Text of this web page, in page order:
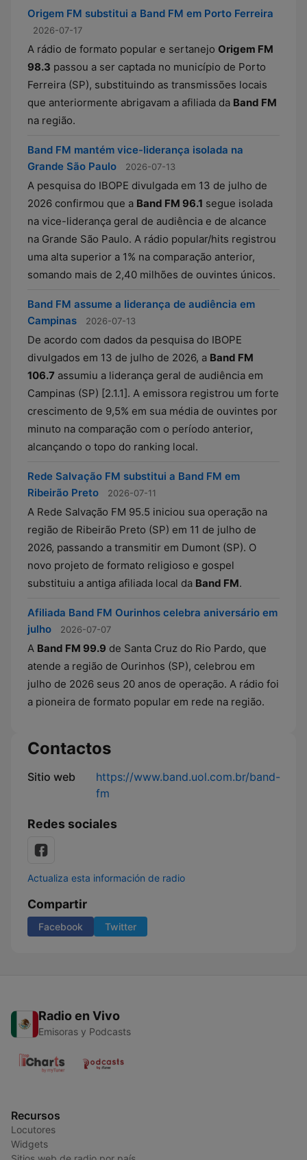
Origem FM substitui a Band FM em Porto Ferreira
2026-07-17
A rádio de formato popular e sertanejo Origem FM
98.3 passou a ser captada no município de Porto
Ferreira (SP), substituindo as transmissões locais
que anteriormente abrigavam a afiliada da Band FM
na região.
Band FM mantém vice-liderança isolada na
Grande São Paulo
2026-07-13
A pesquisa do IBOPE divulgada em 13 de julho de
2026 confirmou que a Band FM 96.1 segue isolada
na vice-liderança geral de audiência e de alcance
na Grande São Paulo. A rádio popular/hits registrou
uma alta superior a 1% na comparação anterior,
somando mais de 2,40 milhões de ouvintes únicos.
Band FM assume a liderança de audiência em
Campinas
2026-07-13
De acordo com dados da pesquisa do IBOPE
divulgados em 13 de julho de 2026, a Band FM
106.7 assumiu a liderança geral de audiência em
Campinas (SP) [2.1.1]. A emissora registrou um forte
crescimento de 9,5% em sua média de ouvintes por
minuto na comparação com o período anterior,
alcançando o topo do ranking local.
Rede Salvação FM substitui a Band FM em
Ribeirão Preto
2026-07-11
A Rede Salvação FM 95.5 iniciou sua operação na
região de Ribeirão Preto (SP) em 11 de julho de
2026, passando a transmitir em Dumont (SP). O
novo projeto de formato religioso e gospel
substituiu a antiga afiliada local da Band FM.
Afiliada Band FM Ourinhos celebra aniversário em
julho
2026-07-07
A Band FM 99.9 de Santa Cruz do Rio Pardo, que
atende a região de Ourinhos (SP), celebrou em
julho de 2026 seus 20 anos de operação. A rádio foi
a pioneira de formato popular em rede na região.
Contactos
Sitio web
https://www.band.uol.com.br/band-
fm
Redes sociales
Actualiza esta información de radio
Compartir
Facebook Twitter
Radio en Vivo
Emisoras y Podcasts
Recursos
Locutores
Widgets